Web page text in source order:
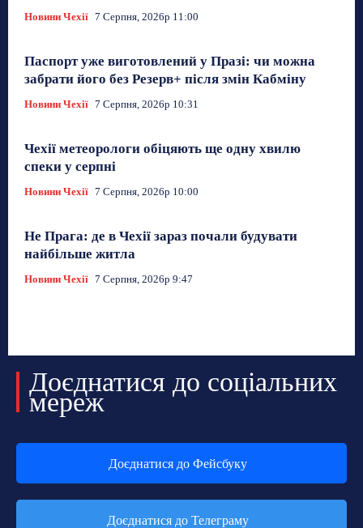
Новини Чехії 7 Серпня, 2026р 11:00
Паспорт уже виготовлений у Празі: чи можна
забрати його без Резерв+ після змін Кабміну
Новини Чехії 7 Серпня, 2026р 10:31
Чехії метеорологи обіцяють ще одну хвилю
спеки у серпні
Новини Чехії 7 Серпня, 2026р 10:00
Не Прага: де в Чехії зараз почали будувати
найбільше житла
Новини Чехії 7 Серпня, 2026р 9:47
Доєднатися до соціальних
мереж
Доєднатися до Фейсбуку
Доєднатися до Телеграму